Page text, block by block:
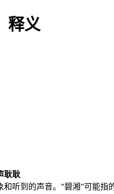
释义
耿耿
听到的声音。”碧湘”可能